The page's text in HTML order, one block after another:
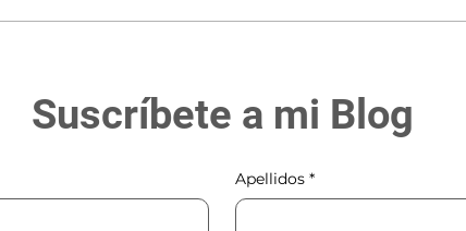
Suscríbete a mi Blog
Apellidos *